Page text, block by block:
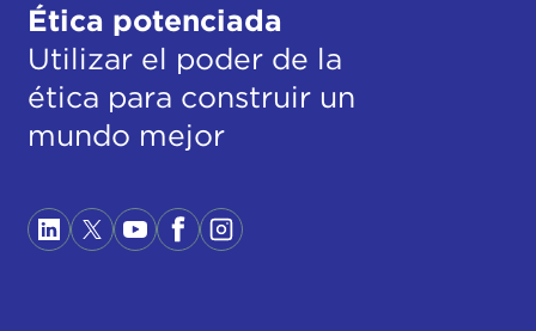
Ética potenciada
Utilizar el poder de la
ética para construir un
mundo mejor